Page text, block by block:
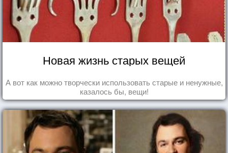
Новая жизнь старых вещей
А вот как можно творчески использовать старые и ненужные,
казалось бы, вещи!